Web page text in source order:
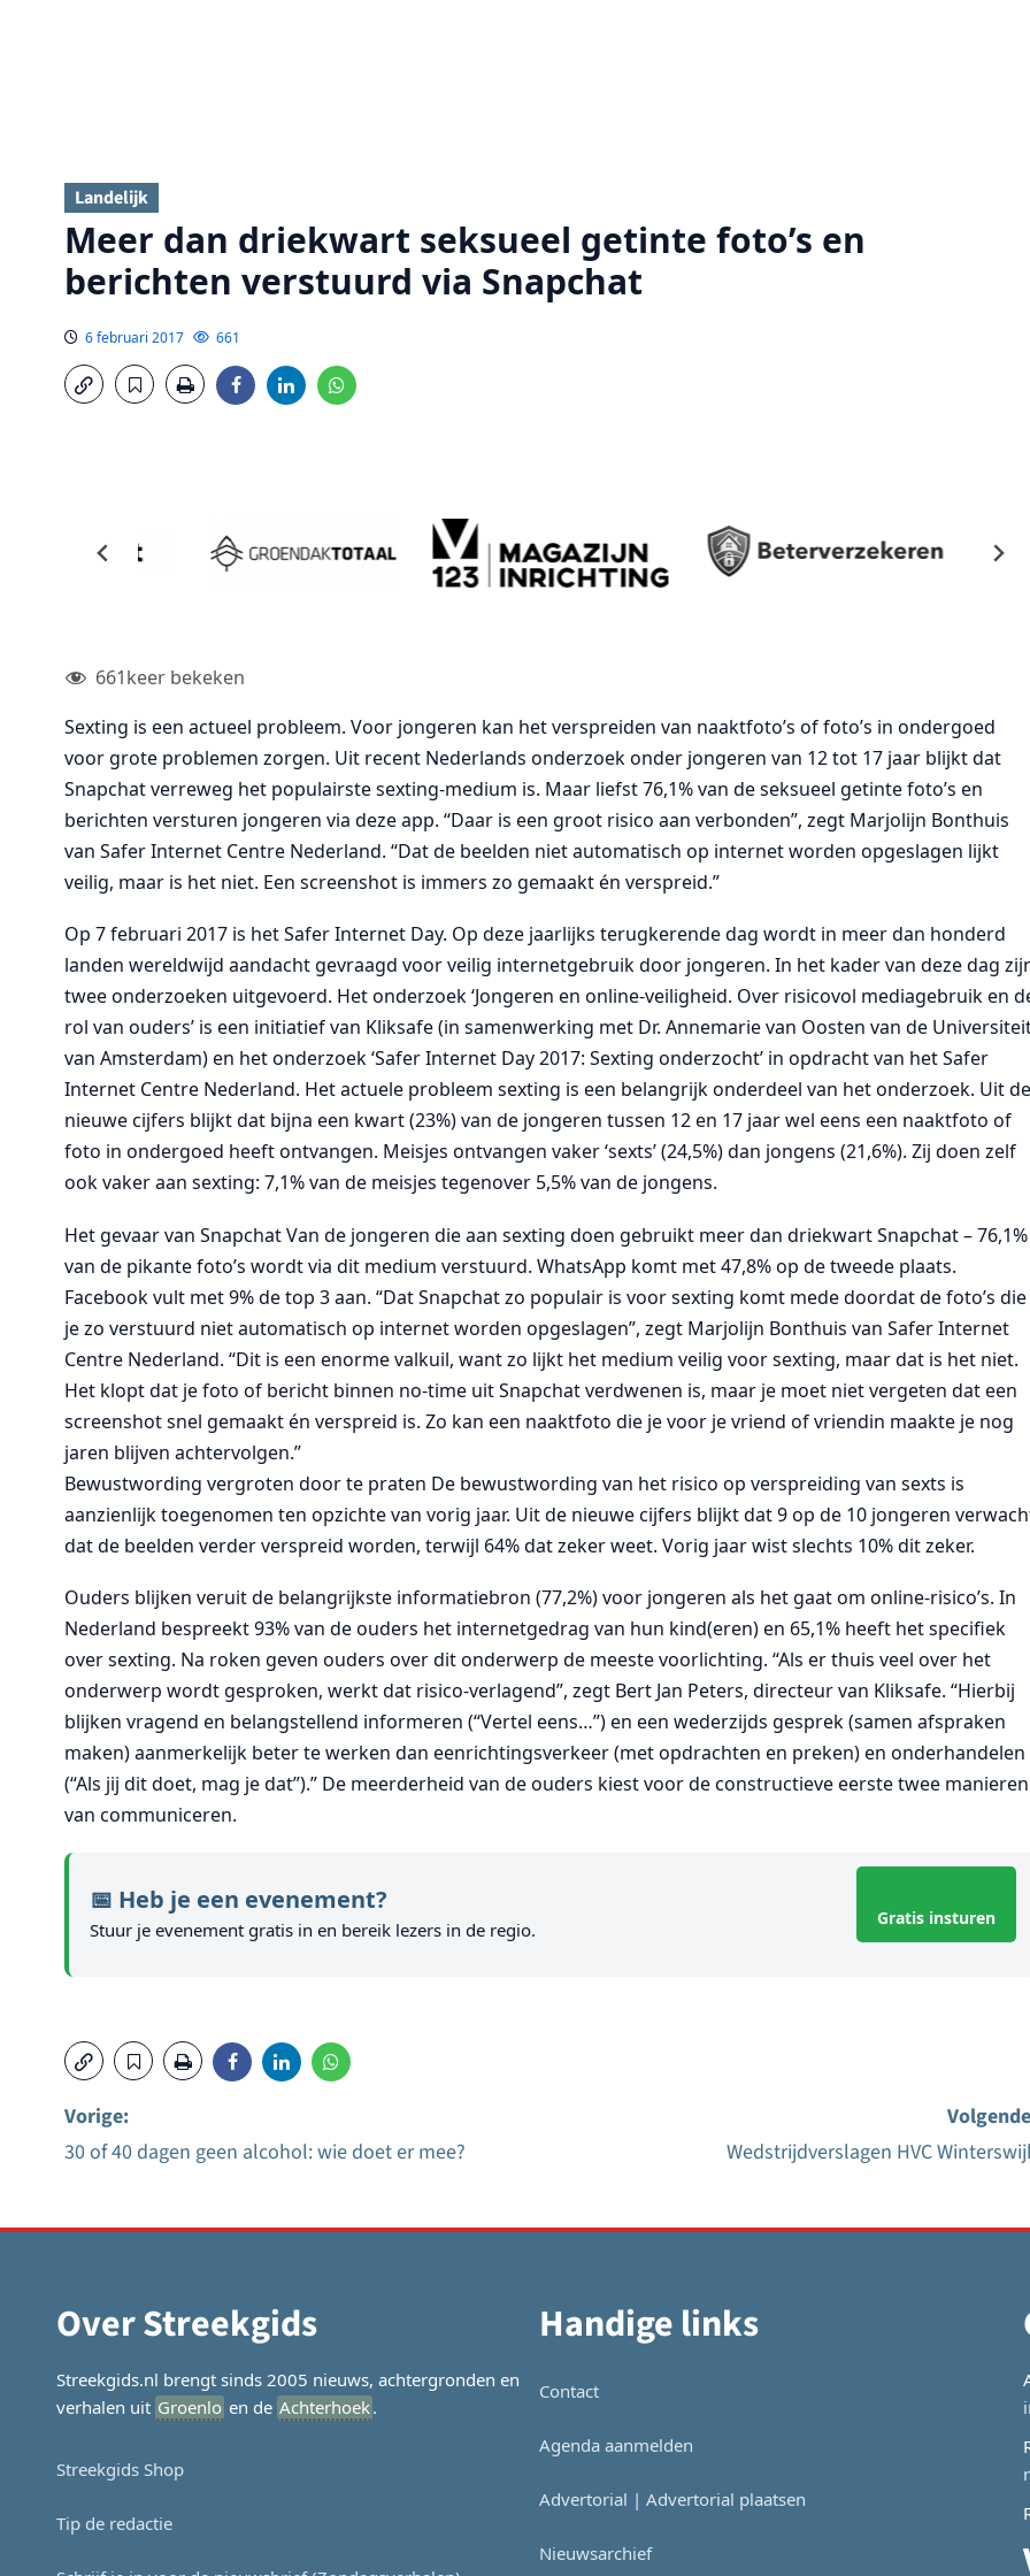
Landelijk
Meer dan driekwart seksueel getinte foto’s en
berichten verstuurd via Snapchat
6 februari 2017 661
661keer bekeken
Sexting is een actueel probleem. Voor jongeren kan het verspreiden van naaktfoto’s of foto’s in ondergoed
voor grote problemen zorgen. Uit recent Nederlands onderzoek onder jongeren van 12 tot 17 jaar blijkt dat
Snapchat verreweg het populairste sexting-medium is. Maar liefst 76,1% van de seksueel getinte foto’s en
berichten versturen jongeren via deze app. “Daar is een groot risico aan verbonden”, zegt Marjolijn Bonthuis
van Safer Internet Centre Nederland. “Dat de beelden niet automatisch op internet worden opgeslagen lijkt
veilig, maar is het niet. Een screenshot is immers zo gemaakt én verspreid.”
Op 7 februari 2017 is het Safer Internet Day. Op deze jaarlijks terugkerende dag wordt in meer dan honderd
landen wereldwijd aandacht gevraagd voor veilig internetgebruik door jongeren. In het kader van deze dag
twee onderzoeken uitgevoerd. Het onderzoek ‘Jongeren en online-veiligheid. Over risicovol mediagebruik en
rol van ouders’ is een initiatief van Kliksafe (in samenwerking met Dr. Annemarie van Oosten van de
van Amsterdam) en het onderzoek ‘Safer Internet Day 2017: Sexting onderzocht’ in opdracht van het Safer
Internet Centre Nederland. Het actuele probleem sexting is een belangrijk onderdeel van het onderzoek. Uit
nieuwe cijfers blijkt dat bijna een kwart (23%) van de jongeren tussen 12 en 17 jaar wel eens een naaktfoto of
foto in ondergoed heeft ontvangen. Meisjes ontvangen vaker ‘sexts’ (24,5%) dan jongens (21,6%). Zij doen zelf
ook vaker aan sexting: 7,1% van de meisjes tegenover 5,5% van de jongens.
Het gevaar van Snapchat Van de jongeren die aan sexting doen gebruikt meer dan driekwart Snapchat – 76,1%
van de pikante foto’s wordt via dit medium verstuurd. WhatsApp komt met 47,8% op de tweede plaats.
Facebook vult met 9% de top 3 aan. “Dat Snapchat zo populair is voor sexting komt mede doordat de foto’s die
je zo verstuurd niet automatisch op internet worden opgeslagen”, zegt Marjolijn Bonthuis van Safer Internet
Centre Nederland. “Dit is een enorme valkuil, want zo lijkt het medium veilig voor sexting, maar dat is het niet.
Het klopt dat je foto of bericht binnen no-time uit Snapchat verdwenen is, maar je moet niet vergeten dat een
screenshot snel gemaakt én verspreid is. Zo kan een naaktfoto die je voor je vriend of vriendin maakte je nog
jaren blijven achtervolgen.”
Bewustwording vergroten door te praten De bewustwording van het risico op verspreiding van sexts is
aanzienlijk toegenomen ten opzichte van vorig jaar. Uit de nieuwe cijfers blijkt dat 9 op de 10 jongeren
dat de beelden verder verspreid worden, terwijl 64% dat zeker weet. Vorig jaar wist slechts 10% dit zeker.
Ouders blijken veruit de belangrijkste informatiebron (77,2%) voor jongeren als het gaat om online-risico’s. In
Nederland bespreekt 93% van de ouders het internetgedrag van hun kind(eren) en 65,1% heeft het specifiek
over sexting. Na roken geven ouders over dit onderwerp de meeste voorlichting. “Als er thuis veel over het
onderwerp wordt gesproken, werkt dat risico-verlagend”, zegt Bert Jan Peters, directeur van Kliksafe. “Hierbij
blijken vragend en belangstellend informeren (“Vertel eens…”) en een wederzijds gesprek (samen afspraken
maken) aanmerkelijk beter te werken dan eenrichtingsverkeer (met opdrachten en preken) en onderhandelen
(“Als jij dit doet, mag je dat”).” De meerderheid van de ouders kiest voor de constructieve eerste twee manieren
van communiceren.
📅 Heb je een evenement?
Stuur je evenement gratis in en bereik lezers in de regio.
Gratis insturen
Bericht
navigatie
Vorige:
30 of 40 dagen geen alcohol: wie doet er mee?
Wedstrijdverslagen HVC
Over Streekgids
Streekgids.nl brengt sinds 2005 nieuws, achtergronden en
verhalen uit Groenlo en de Achterhoek.
Streekgids Shop
Tip de redactie
Handige links
Contact
Agenda aanmelden
Advertorial | Advertorial plaatsen
Nieuwsarchief